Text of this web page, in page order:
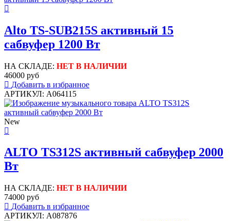
Alto TS-SUB215S активный 15
сабвуфер 1200 Вт
НА СКЛАДЕ: НЕТ В НАЛИЧИИ
46000 руб
Добавить в избранное
АРТИКУЛ: A064115
New
ALTO TS312S активный сабвуфер 2000
Вт
НА СКЛАДЕ: НЕТ В НАЛИЧИИ
74000 руб
Добавить в избранное
АРТИКУЛ: A087876